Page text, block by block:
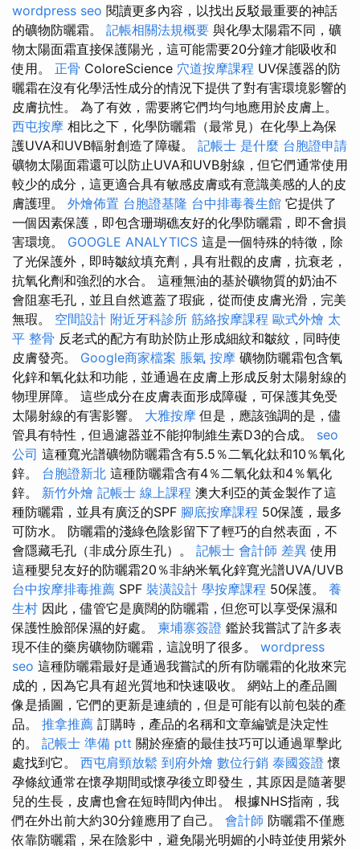
wordpress seo 閱讀更多內容，以找出反駁最重要的神話
的礦物防曬霜。 記帳相關法規概要 與化學太陽霜不同，礦
物太陽面霜直接保護陽光，這可能需要20分鐘才能吸收和
使用。 正骨 ColoreScience 穴道按摩課程 UV保護器的防
曬霜在沒有化學活性成分的情況下提供了對有害環境影響的
皮膚抗性。 為了有效，需要將它們均勻地應用於皮膚上。
西屯按摩 相比之下，化學防曬霜（最常見）在化學上為保
護UVA和UVB輻射創造了障礙。 記帳士 是什麼 台胞證申請
礦物太陽面霜還可以防止UVA和UVB射線，但它們通常使用
較少的成分，這更適合具有敏感皮膚或有意識美感的人的皮
膚護理。 外燴佈置 台胞證基隆 台中排毒養生館 它提供了
一個因素保護，即包含珊瑚礁友好的化學防曬霜，即不會損
害環境。 GOOGLE ANALYTICS 這是一個特殊的特徵，除
了光保護外，即時皺紋填充劑，具有壯觀的皮膚，抗衰老，
抗氧化劑和強烈的水合。 這種無油的基於礦物質的奶油不
會阻塞毛孔，並且自然遮蓋了瑕疵，從而使皮膚光滑，完美
無瑕。 空間設計 附近牙科診所 筋絡按摩課程 歐式外燴 太
平 整骨 反老式的配方有助於防止形成細紋和皺紋，同時使
皮膚發亮。 Google商家檔案 脹氣 按摩 礦物防曬霜包含氧
化鋅和氧化鈦和功能，並通過在皮膚上形成反射太陽射線的
物理屏障。 這些成分在皮膚表面形成障礙，可保護其免受
太陽射線的有害影響。 大雅按摩 但是，應該強調的是，儘
管具有特性，但過濾器並不能抑制維生素D3的合成。 seo
公司 這種寬光譜礦物防曬霜含有5.5％二氧化鈦和10％氧化
鋅。 台胞證新北 這種防曬霜含有4％二氧化鈦和4％氧化
鋅。 新竹外燴 記帳士 線上課程 澳大利亞的黃金製作了這
種防曬霜，並具有廣泛的SPF 腳底按摩課程 50保護，最多
可防水。 防曬霜的淺綠色陰影留下了輕巧的自然表面，不
會隱藏毛孔（非成分原生孔）。 記帳士 會計師 差異 使用
這種嬰兒友好的防曬霜20％非納米氧化鋅寬光譜UVA/UVB
台中按摩排毒推薦 SPF 裝潢設計 學按摩課程 50保護。 養
生村 因此，儘管它是廣闊的防曬霜，但您可以享受保濕和
保護性臉部保濕的好處。 柬埔寨簽證 鑑於我嘗試了許多表
現不佳的藥房礦物防曬霜，這說明了很多。 wordpress
seo 這種防曬霜最好是通過我嘗試的所有防曬霜的化妝來完
成的，因為它具有超光質地和快速吸收。 網站上的產品圖
像是插圖，它們的更新是連續的，但是可能有以前包裝的產
品。 推拿推薦 訂購時，產品的名稱和文章編號是決定性
的。 記帳士 準備 ptt 關於痤瘡的最佳技巧可以通過單擊此
處找到它。 西屯肩頸放鬆 到府外燴 數位行銷 泰國簽證 懷
孕條紋通常在懷孕期間或懷孕後立即發生，其原因是隨著嬰
兒的生長，皮膚也會在短時間內伸出。 根據NHS指南，我
們在外出前大約30分鐘應用了自己。 會計師 防曬霜不僅應
依靠防曬霜，呆在陰影中，避免陽光明媚的小時並使用紫外